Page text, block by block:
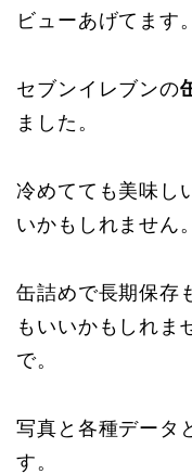
ビューあげてます。
セブンイレブンの
ました。
冷めてても美味し
いかもしれません。
缶詰めで長期保存
もいいかもしれま
で。
写真と各種データ
す。